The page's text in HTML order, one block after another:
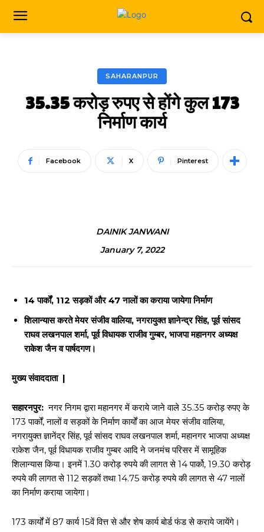
SAHARANPUR
35.35 करोड़ रुपए से होंगे कुल 173
निर्माण कार्य
Facebook X Pinterest
DAINIK JANWANI
January 7, 2022
14 पार्कों, 112 सड़कों और 47 नालों का कराया जायेगा निर्माण
शिलान्यास करते मेयर संजीव वालिया, नगरायुक्त ज्ञानेन्द्र सिंह, पूर्व सांसद
राघव लखनपाल शर्मा, पूर्व विधायक राजीव गुम्बर, भाजपा महानगर अध्यक्ष
राकेश जैन व पार्षदगण।
मुख्य संवाददाता |
सहारनपुर: नगर निगम द्वारा महानगर में कराये जाने वाले 35.35 करोड़ रुपए के
173 पार्कों, नालों व सड़कों के निर्माण कार्यों का आज मेयर संजीव वालिया,
नगरायुक्त ज्ञानेंद्र सिंह, पूर्व सांसद राघव लखनपाल शर्मा, महानगर भाजपा अध्यक्ष
राकेश जैन, पूर्व विधायक राजीव गुम्बर आदि ने जनमंच परिसर में सामूहिक
शिलान्यास किया। इनमें 1.30 करोड़ रुपये की लागत से 14 पार्को, 19.30 करोड़
रुपये की लागत से 112 सड़कों तथा 14.75 करोड़ रुपये की लागत से 47 नालों
का निर्माण कराया जायेगा।
173 कार्यों में 87 कार्य 15वें वित्त से और शेष कार्य बोर्ड फंड से कराये जायेंगे।